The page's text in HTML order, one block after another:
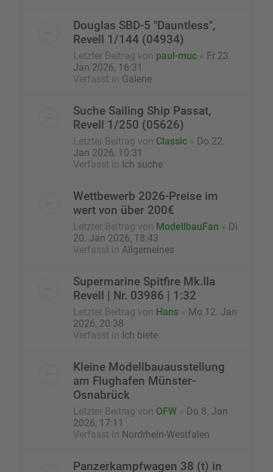
Douglas SBD-5 "Dauntless",
Revell 1/144 (04934)
Letzter Beitrag von paul-muc « Fr 23.
Jan 2026, 16:31
Verfasst in Galerie
Suche Sailing Ship Passat,
Revell 1/250 (05626)
Letzter Beitrag von Classic « Do 22.
Jan 2026, 10:31
Verfasst in Ich suche
Wettbewerb 2026-Preise im
wert von über 200€
Letzter Beitrag von ModellbauFan « Di
20. Jan 2026, 18:43
Verfasst in Allgemeines
Supermarine Spitfire Mk.IIa
Revell | Nr. 03986 | 1:32
Letzter Beitrag von Hans « Mo 12. Jan
2026, 20:38
Verfasst in Ich biete
Kleine Modellbauausstellung
am Flughafen Münster-
Osnabrück
Letzter Beitrag von OFW « Do 8. Jan
2026, 17:11
Verfasst in Nordrhein-Westfalen
Panzerkampfwagen 38 (t) in